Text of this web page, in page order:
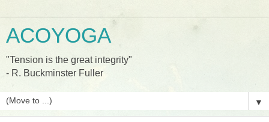
ACOYOGA
"Tension is the great integrity"
- R. Buckminster Fuller
▼